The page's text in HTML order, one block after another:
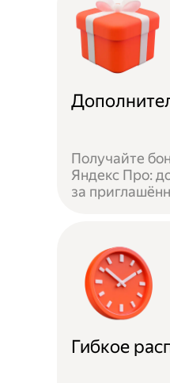
Получайте
Яндекс Про:
за
Гибкое